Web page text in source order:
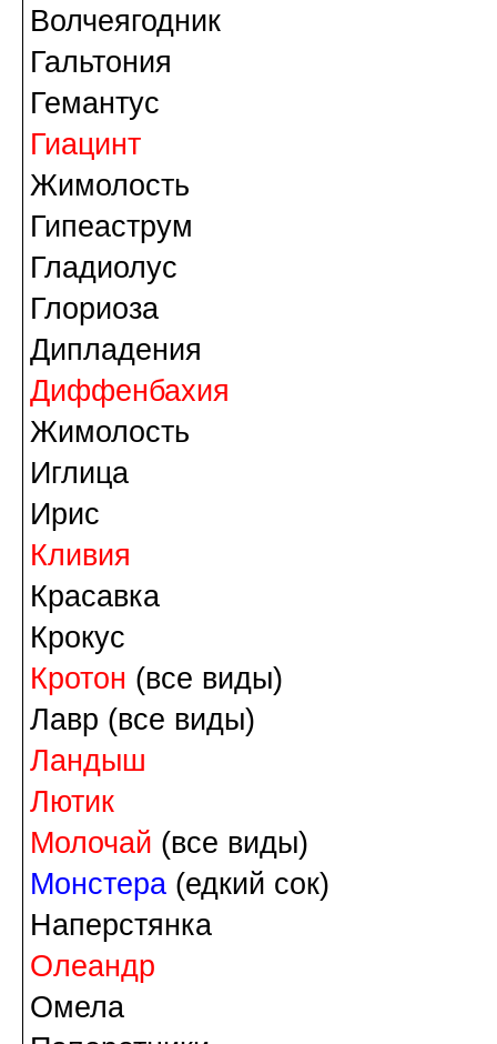
Волчеягодник
Гальтония
Гемантус
Гиацинт
Жимолость
Гипеаструм
Гладиолус
Глориоза
Дипладения
Диффенбахия
Жимолость
Иглица
Ирис
Кливия
Красавка
Крокус
Кротон (все виды)
Лавр (все виды)
Ландыш
Лютик
Молочай (все виды)
Монстера (едкий сок)
Наперстянка
Олеандр
Омела